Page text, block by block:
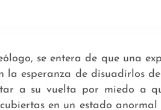
se entera de que una
la esperanza de disuadirlos
a su vuelta por miedo a
en un estado